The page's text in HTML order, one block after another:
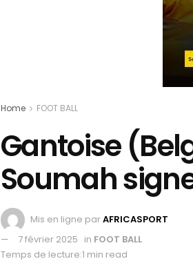
Home FOOT BALL
Gantoise
Soumah
Mis en ligne parAFRICASPORT
7 février 2025 in FOOT BALL
Temps de lecture:1 min read